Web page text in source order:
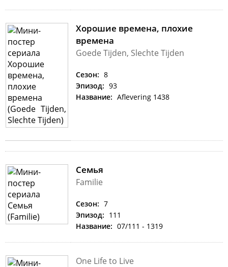
Хорошие времена, плохие
времена
Goede Tijden, Slechte Tijden
Сезон: 8
Эпизод: 93
Название: Aflevering 1438
Семья
Familie
Сезон: 7
Эпизод: 111
Название: 07/111 - 1319
One Life to Live